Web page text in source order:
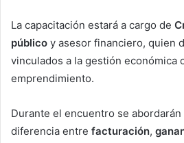
La capacitación estará a cargo de
público y asesor financiero, quien
vinculados a la gestión económica
emprendimiento.
Durante el encuentro se
diferencia entre facturación,